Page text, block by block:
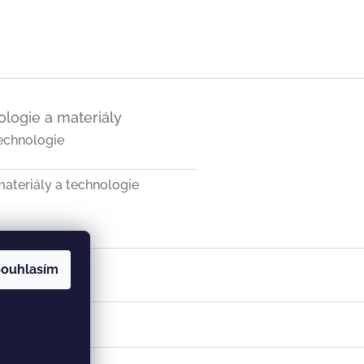
a materiály
a technologie
SK Vist v ČR